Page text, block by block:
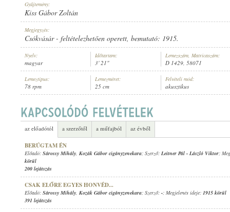
KERINGŐ
MEGJELENÉS IDEJE: 1915 KÖRÜL
Gyűjtemény:
Kiss Gábor Zoltán
Megjegyzés:
Csókvásár - feltételezhetően operett, bemutató: 1915.
Nyelv:
magyar
Időtartam:
3' 21"
Lemezszám, Matricaszám:
D 1429, 58071
Lemeztípus:
78 rpm
Lemezméret:
25 cm
Felvételi mód:
akusztikus
az előadótól a szerzőtől a műfajból az évből
BERÚGTAM ÉN
Előadó: Sárossy Mihály, Kozák Gábor cigányzenekara; Szerző: Leitner Pál - László Viktor;
körül
200 lejátszás
CSAK ELŐRE EGYES HONVÉD...
Előadó: Sárossy Mihály, Kozák Gábor cigányzenekara; Szerző: -; Megjelenés ideje: 1915 körül
391 lejátszás